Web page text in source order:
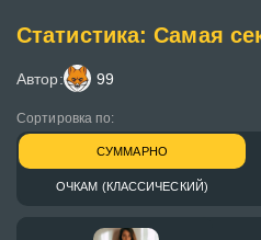
Статистика: Самая
Автор: 99
Сортировка по:
СУММАРНО
ОЧКАМ (КЛАССИЧЕСКИЙ)